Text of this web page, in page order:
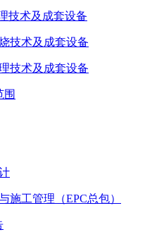
技术及成套设备
技术及成套设备
技术及成套设备
围
施工管理（EPC总包）